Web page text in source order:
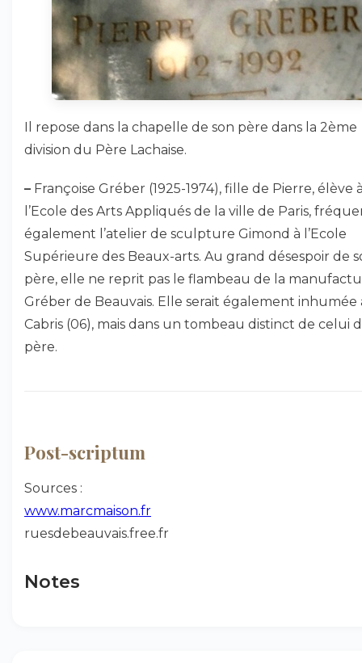
Il repose dans la chapelle de son père dans la 2ème
division du Père Lachaise.
– Françoise Gréber (1925-1974), fille de Pierre, élève
l’Ecole des Arts Appliqués de la ville de Paris,
également l’atelier de sculpture Gimond à l’Ecole
Supérieure des Beaux-arts. Au grand désespoir de
père, elle ne reprit pas le flambeau de la
Gréber de Beauvais. Elle serait également inhumée
Cabris (06), mais dans un tombeau distinct de celui
père.
Post-scriptum
Sources :
www.marcmaison.fr
ruesdebeauvais.free.fr
Notes